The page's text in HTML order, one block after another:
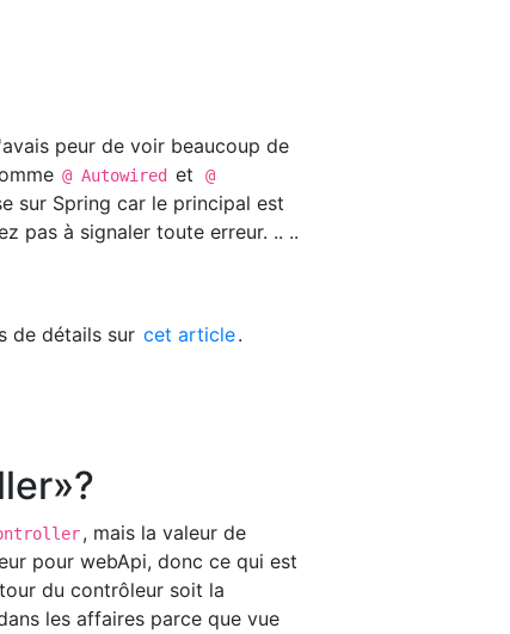
peur de voir beaucoup de
@ Autowired et
@
sur Spring car le principal est
pas à signaler toute erreur. .. ..
de détails sur cet article.
, mais la valeur de
pour webApi, donc ce qui est
du contrôleur soit la
les affaires parce que vue